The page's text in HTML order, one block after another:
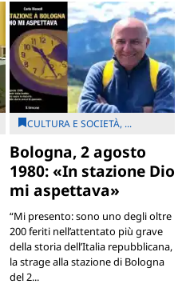
CULTURA E SOCIETÀ, ...
Bologna, 2 agosto
1980: «In stazione Dio
mi aspettava»
“Mi presento: sono uno degli oltre
200 feriti nell’attentato più grave
della storia dell’Italia repubblicana,
la strage alla stazione di Bologna
del 2...